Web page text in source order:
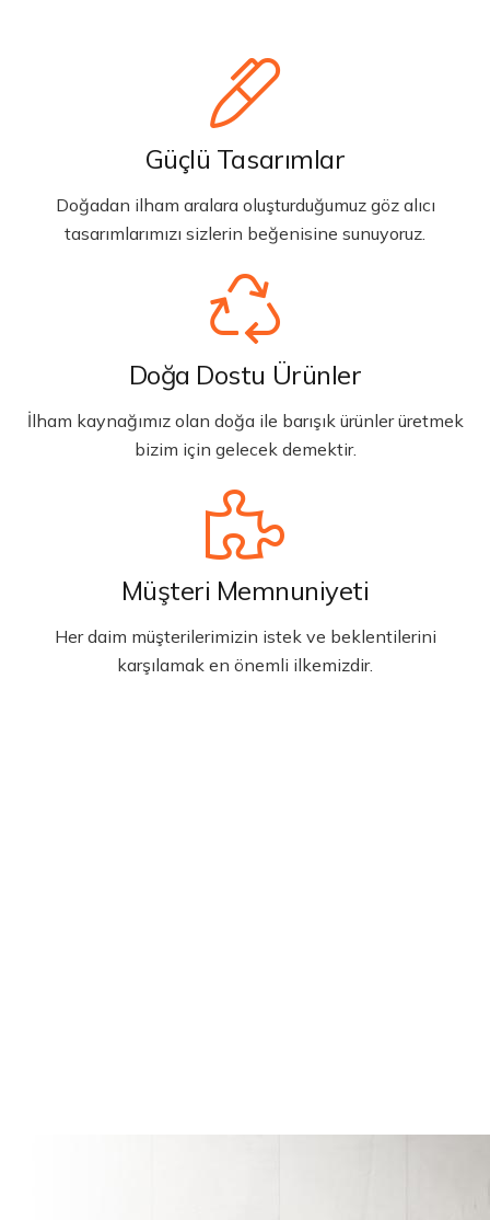
Güçlü Tasarımlar
Doğadan ilham aralara oluşturduğumuz göz alıcı
tasarımlarımızı sizlerin beğenisine sunuyoruz.
Doğa Dostu Ürünler
İlham kaynağımız olan doğa ile barışık ürünler üretmek
bizim için gelecek demektir.
Müşteri Memnuniyeti
Her daim müşterilerimizin istek ve beklentilerini
karşılamak en önemli ilkemizdir.